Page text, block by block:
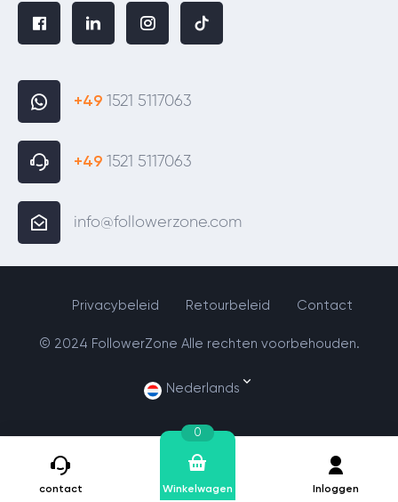
+49 1521 5117063
+49 1521 5117063
info@followerzone.com
contact Winkelwagen
0
Inloggen
Nederlands
© 2024 FollowerZone Alle rechten voorbehouden.
Privacybeleid Retourbeleid Contact